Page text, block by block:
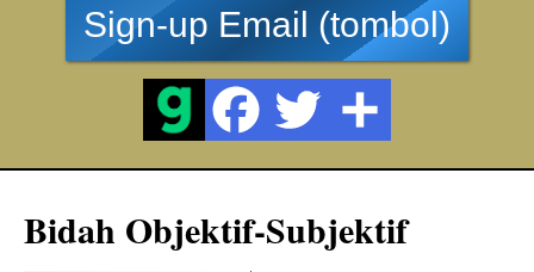
Sign-up Email (tombol)
Bidah Objektif-Subjektif